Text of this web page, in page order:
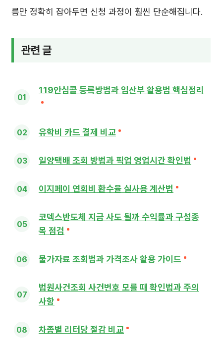
름만 정확히 잡아두면 신청 과정이 훨씬 단순해집니다.
관련 글
119안심콜 등록방법과 임산부 활용법 핵심정리
유학비 카드 결제 비교
일양택배 조회 방법과 픽업 영업시간 확인법
이지페이 연회비 환수율 실사용 계산법
코덱스반도체 지금 사도 될까 수익률과 구성종
목 점검
물가자료 조회법과 가격조사 활용 가이드
법원사건조회 사건번호 모를 때 확인법과 주의
사항
차종별 리터당 절감 비교